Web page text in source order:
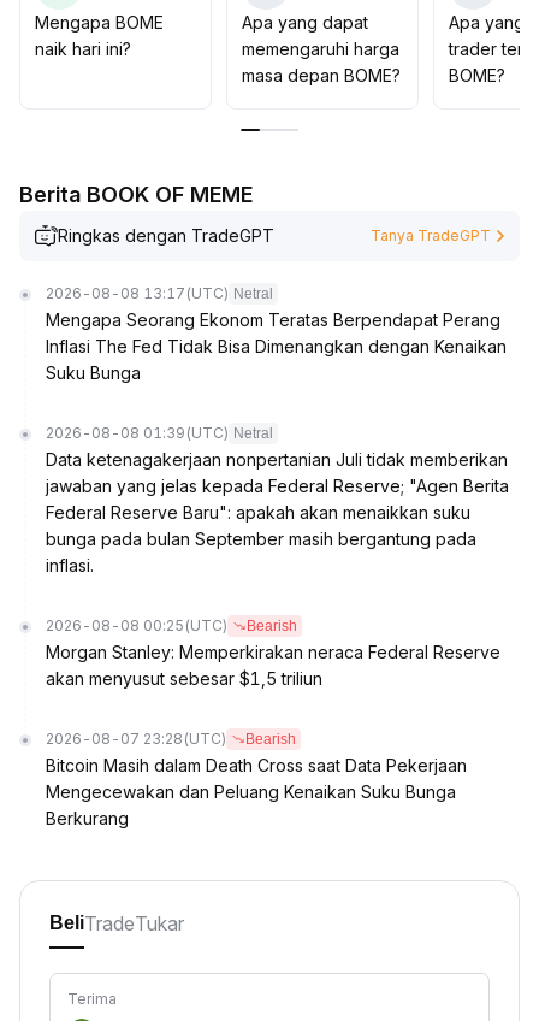
dan dalam jangka panjang dapat memperhatikan
peluang pemulihan harga yang dibawa oleh perbaikan
struktur dana setelah batas pinjaman diperketat
Mengapa BOME
naik hari ini?
Apa yang dapat
memengaruhi harga
masa depan BOME?
Apa yang
trader
BOME?
Berita BOOK OF MEME
Ringkas dengan TradeGPT Tanya TradeGPT
2026-08-08 13:17 (UTC) Netral
Mengapa Seorang Ekonom Teratas Berpendapat Perang
Inflasi The Fed Tidak Bisa Dimenangkan dengan Kenaikan
Suku Bunga
2026-08-08 01:39 (UTC) Netral
Data ketenagakerjaan nonpertanian Juli tidak memberikan
jawaban yang jelas kepada Federal Reserve; "Agen Berita
Federal Reserve Baru": apakah akan menaikkan suku
bunga pada bulan September masih bergantung pada
inflasi.
2026-08-08 00:25 (UTC) Bearish
Morgan Stanley: Memperkirakan neraca Federal Reserve
akan menyusut sebesar $1,5 triliun
2026-08-07 23:28 (UTC) Bearish
Bitcoin Masih dalam Death Cross saat Data Pekerjaan
Mengecewakan dan Peluang Kenaikan Suku Bunga
Berkurang
BeliTradeTukar
Terima